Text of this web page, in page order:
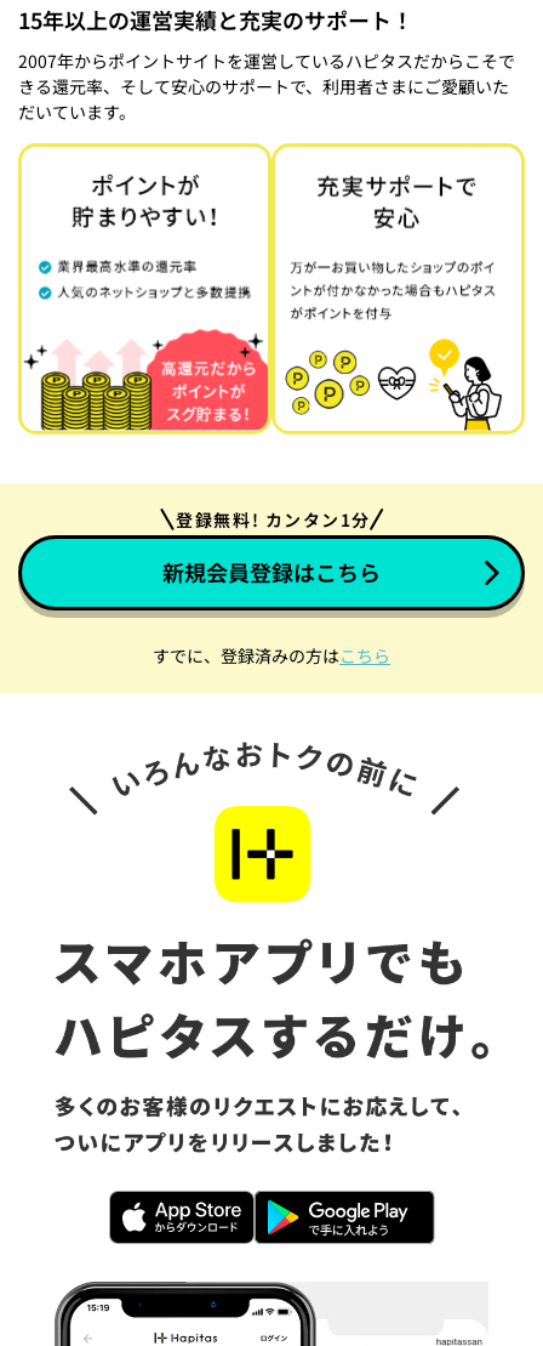
15年以上の運営実績と充実のサポート！
2007年からポイントサイトを運営しているハピタスだからこそで
きる還元率、そして安心のサポートで、利用者さまにご愛顧いた
だいています。
登録無料! カンタン1分
新規会員登録はこちら
すでに、登録済みの方はこちら